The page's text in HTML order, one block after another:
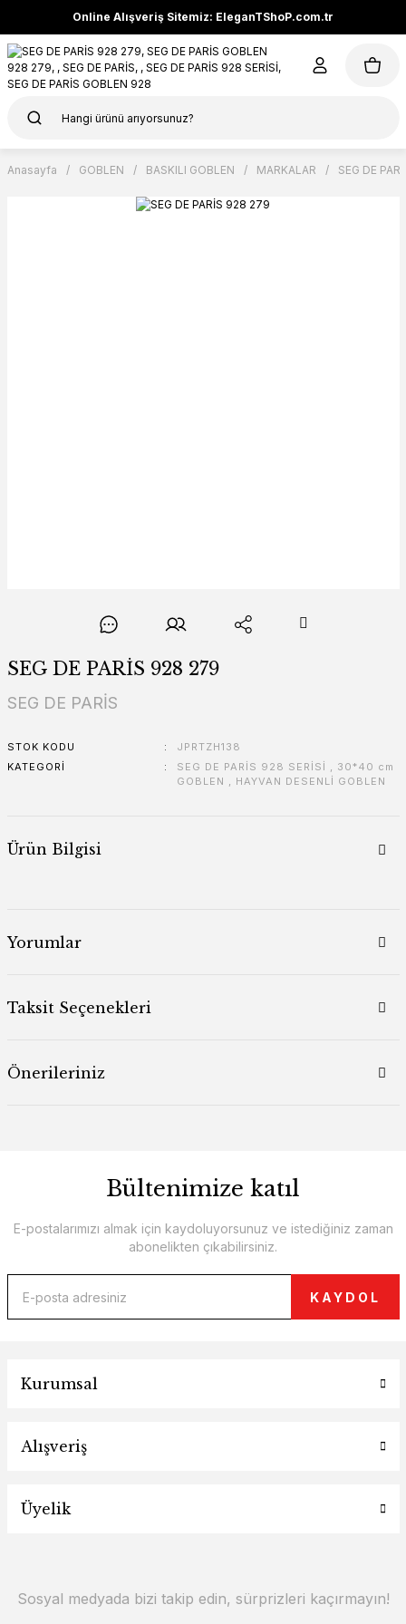
Online Alışveriş Sitemiz: EleganTShoP.com.tr
Anasayfa GOBLEN BASKILI GOBLEN MARKALAR SEG DE
SEG DE PARİS 928 279
SEG DE PARİS
STOK KODU
JPRTZH138
KATEGORI
SEG DE PARİS 928 SERİSİ , 30*40 cm
GOBLEN , HAYVAN DESENLİ GOBLEN
Ürün Bilgisi
Yorumlar
Taksit Seçenekleri
Önerileriniz
Bültenimize katıl
E-postalarımızı almak için kaydoluyorsunuz ve istediğiniz zaman
abonelikten çıkabilirsiniz.
KAYDOL
Kurumsal
Alışveriş
Üyelik
Sosyal medyada bizi takip edin, sürprizleri kaçırmayın!